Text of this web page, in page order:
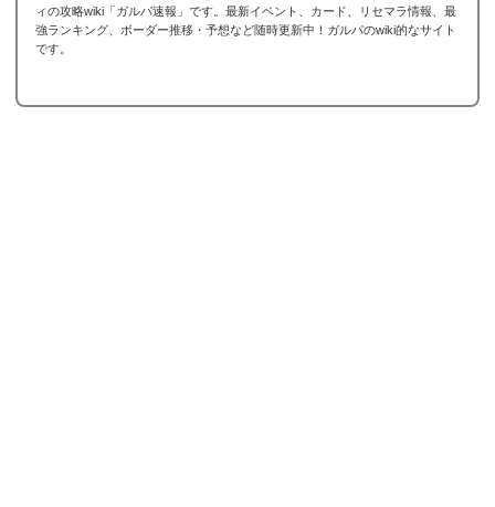
ィの攻略wiki「ガルパ速報」です。最新イベント、カード、リセマラ情報、最
強ランキング、ボーダー推移・予想など随時更新中！ガルパのwiki的なサイト
です。